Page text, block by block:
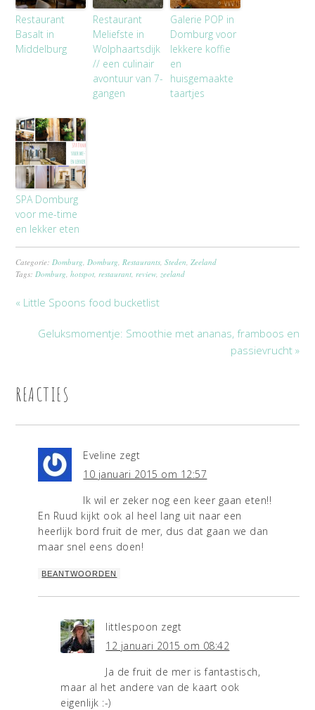
Restaurant
Basalt in
Middelburg
Restaurant
Meliefste in
Wolphaartsdijk
// een culinair
avontuur van 7-
gangen
Galerie POP in
Domburg voor
lekkere koffie
en
huisgemaakte
taartjes
SPA Domburg
voor me-time
en lekker eten
Categorie:Domburg,Domburg,Restaurants,Steden,Zeeland
Tags:Domburg,hotspot,restaurant,review,zeeland
« Little Spoons food bucketlist
Geluksmomentje: Smoothie met ananas, framboos en
passievrucht »
REACTIES
Eveline zegt
10 januari 2015 om 12:57
Ik wil er zeker nog een keer gaan eten!!
En Ruud kijkt ook al heel lang uit naar een
heerlijk bord fruit de mer, dus dat gaan we dan
maar snel eens doen!
BEANTWOORDEN
littlespoon zegt
12 januari 2015 om 08:42
Ja de fruit de mer is fantastisch,
maar al het andere van de kaart ook
eigenlijk :-)